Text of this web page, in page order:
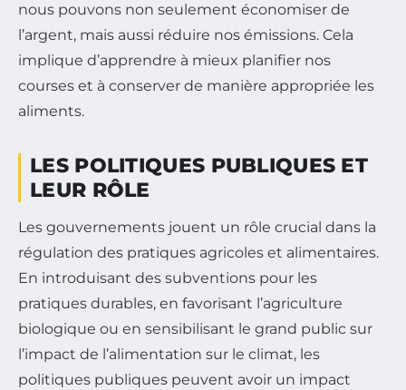
nous pouvons non seulement économiser de
l’argent, mais aussi réduire nos émissions. Cela
implique d’apprendre à mieux planifier nos
courses et à conserver de manière appropriée les
aliments.
LES POLITIQUES PUBLIQUES ET
LEUR RÔLE
Les gouvernements jouent un rôle crucial dans la
régulation des pratiques agricoles et alimentaires.
En introduisant des subventions pour les
pratiques durables, en favorisant l’agriculture
biologique ou en sensibilisant le grand public sur
l’impact de l’alimentation sur le climat, les
politiques publiques peuvent avoir un impact